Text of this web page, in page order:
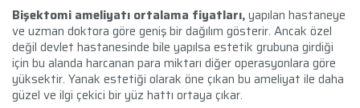
Bişektomi ameliyatı ortalama fiyatları,yapılan hastaneye
ve uzman doktora göre geniş bir dağılım gösterir. Ancak özel
değil devlet hastanesinde bile yapılsa estetik grubuna girdiği
için bu alanda harcanan para miktarı diğer operasyonlara göre
yüksektir. Yanak estetiği olarak öne çıkan bu ameliyat ile daha
güzel ve ilgi çekici bir yüz hattı ortaya çıkar.